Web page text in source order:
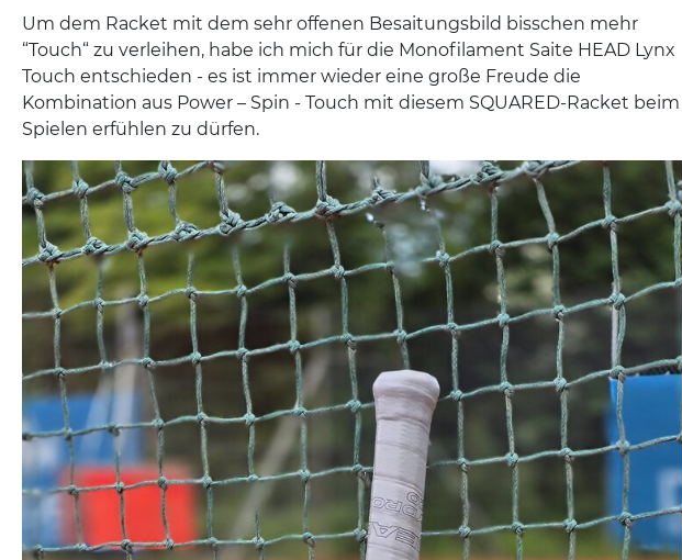
Um dem Racket mit dem sehr offenen Besaitungsbild bisschen mehr
“Touch“ zu verleihen, habe ich mich für die Monofilament Saite HEAD Lynx
Touch entschieden - es ist immer wieder eine große Freude die
Kombination aus Power – Spin - Touch mit diesem SQUARED-Racket beim
Spielen erfühlen zu dürfen.